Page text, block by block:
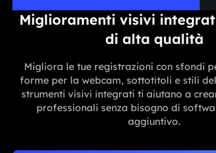
Miglioramenti visivi
di alta qualità
Migliora le tue registrazioni con sfondi
forme per la webcam, sottotitoli e stili
strumenti visivi integrati ti aiutano a
professionali senza bisogno di
aggiuntivo.